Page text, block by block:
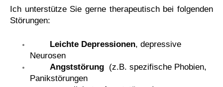
Ich unterstütze Sie gerne therapeutisch bei folgenden
Störungen:
Leichte Depressionen, depressive
Neurosen
Angststörung (z.B. spezifische Phobien,
Panikstörungen